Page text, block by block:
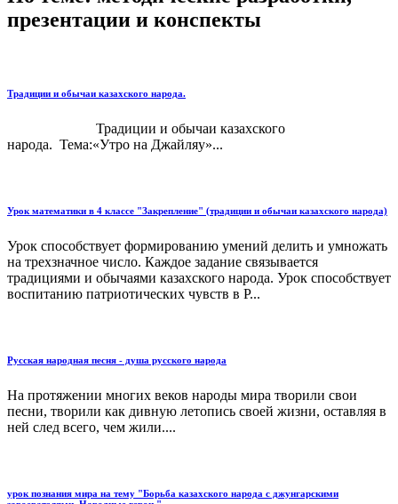
презентации и конспекты
Традиции и обычаи казахского народа.
Традиции и обычаи казахского
народа. Тема:«Утро на Джайляу»...
Урок математики в 4 классе "Закрепление" (традиции и обычаи казахского народа)
Урок способствует формированию умений делить и умножать
на трехзначное число. Каждое задание связывается
традициями и обычаями казахского народа. Урок способствует
воспитанию патриотических чувств в Р...
Русская народная песня - душа русского народа
На протяжении многих веков народы мира творили свои
песни, творили как дивную летопись своей жизни, оставляя в
ней след всего, чем жили....
урок познания мира на тему "Борьба казахского народа с джунгарскими